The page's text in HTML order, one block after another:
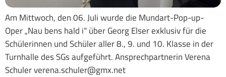
Am Mittwoch, den 06. Juli wurde die Mundart-Pop-up-
Oper „Nau bens hald i“ über Georg Elser exklusiv für die
Schülerinnen und Schüler aller 8., 9. und 10. Klasse in der
Turnhalle des SGs aufgeführt. Ansprechpartnerin Verena
Schuler verena.schuler@gmx.net